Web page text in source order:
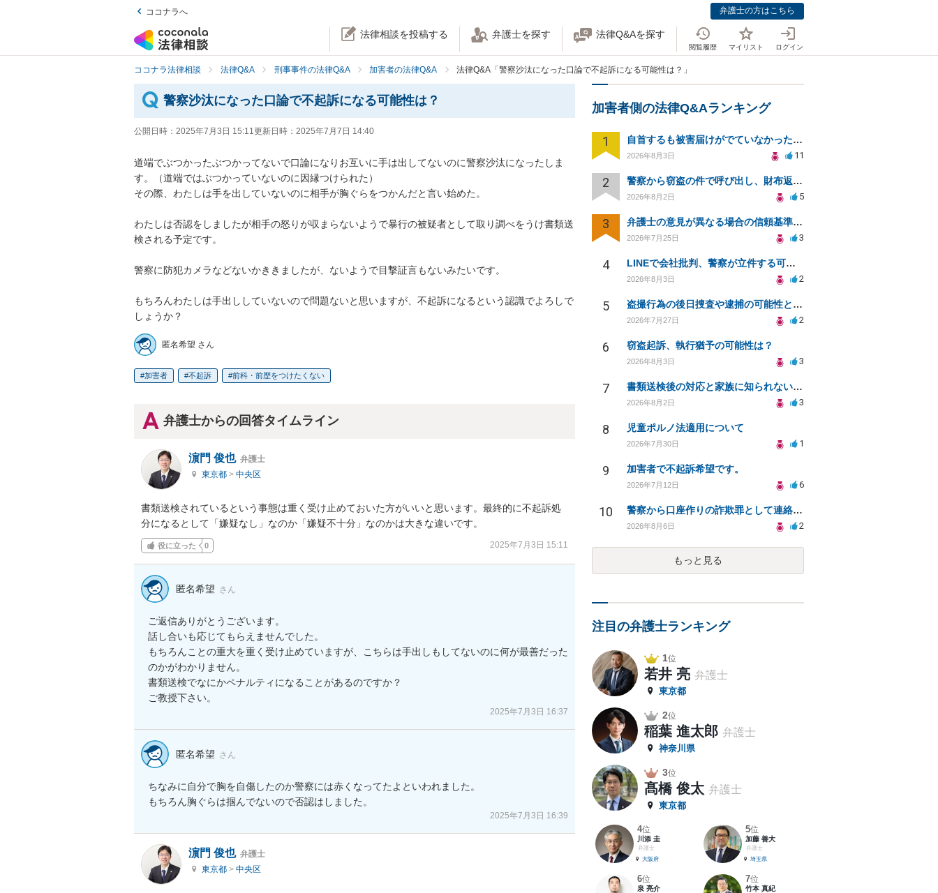
ココナラへ 弁護士の方はこちら
法律相談を投稿する 弁護士を探す 法律Q&Aを探す
閲覧履歴 マイリスト ログイン
ココナラ法律相談 法律Q&A 刑事事件の法律Q&A 加害者の法律Q&A 法律Q&A「警察沙汰になった口論で不起訴になる可能性は？」
警察沙汰になった口論で不起訴になる可能性は？
公開日時： 2025年7月3日 15:11更新日時： 2025年7月7日 14:40
道端でぶつかったぶつかってないで口論になりお互いに手は出してないのに警察沙汰になったしま
す。（道端ではぶつかっていないのに因縁つけられた）
その際、わたしは手を出していないのに相手が胸ぐらをつかんだと言い始めた。
わたしは否認をしましたが相手の怒りが収まらないようで暴行の被疑者として取り調べをうけ書類送
検される予定です。
警察に防犯カメラなどないかききましたが、ないようで目撃証言もないみたいです。
もちろんわたしは手出ししていないので問題ないと思いますが、不起訴になるという認識でよろしで
しょうか？
匿名希望 さん
加害者 不起訴 前科・前歴をつけたくない
弁護士からの回答タイムライン
濵門 俊也 弁護士
東京都 > 中央区
書類送検されているという事態は重く受け止めておいた方がいいと思います。最終的に不起訴処
分になるとして「嫌疑なし」なのか「嫌疑不十分」なのかは大きな違いです。
役に立った 0 2025年7月3日 15:11
匿名希望 さん
ご返信ありがとうございます。
話し合いも応じてもらえませんでした。
もちろんことの重大を重く受け止めていますが、こちらは手出しもしてないのに何が最善だった
のかがわかりません。
書類送検でなにかペナルティになることがあるのですか？
ご教授下さい。
2025年7月3日 16:37
匿名希望 さん
ちなみに自分で胸を自傷したのか警察には赤くなってたよといわれました。
もちろん胸ぐらは掴んでないので否認はしました。
2025年7月3日 16:39
濵門 俊也 弁護士
東京都 > 中央区
加害者側の法律Q&Aランキング
1 自首するも被害届けがでていなかった場合
2026年8月3日 11
2 警察から窃盗の件で呼び出し、財布返却で自首すべきか？
2026年8月2日 5
3 弁護士の意見が異なる場合の信頼基準について教えてください
2026年7月25日 3
4 LINEで会社批判、警察が立件する可能性は？
2026年8月3日 2
5 盗撮行為の後日捜査や逮捕の可能性と初動対応について
2026年7月27日 2
6 窃盗起訴、執行猶予の可能性は？
2026年8月3日 3
7 書類送検後の対応と家族に知られないための手続きについて相談
2026年8月2日 3
8 児童ポルノ法適用について
2026年7月30日 1
9 加害者で不起訴希望です。
2026年7月12日 6
10 警察から口座作りの詐欺罪として連絡が来ました。
2026年8月6日 2
もっと見る
注目の弁護士ランキング
1位
若井 亮 弁護士
東京都
2位
稲葉 進太郎 弁護士
神奈川県
3位
髙橋 俊太 弁護士
東京都
4位
川添 圭
弁護士
大阪府
5位
加藤 善大
弁護士
埼玉県
6位
泉 亮介
7位
竹本 真紀